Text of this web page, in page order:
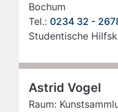
Bochum
Tel.: 0234 32 -
Studentische
Astrid Vogel
Raum: